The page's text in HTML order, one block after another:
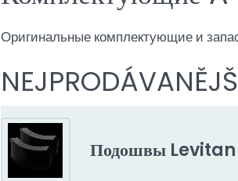
Оригинальные комплектующие и
Подошвы